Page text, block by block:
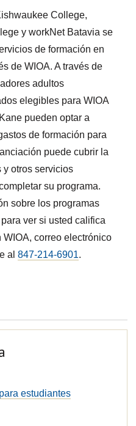
College,
y workNet Batavia se
de formación en
de WIOA. A través de
adultos
elegibles para WIOA
pueden optar a
de formación para
puede cubrir la
y otros servicios
su programa.
sobre los programas
ver si usted califica
correo electrónico
al847-214-6901.
estudiantes